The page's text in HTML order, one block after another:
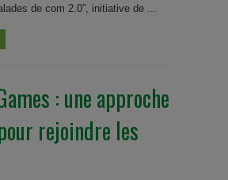
de com 2.0”, initiative de ...
: une approche
rejoindre les